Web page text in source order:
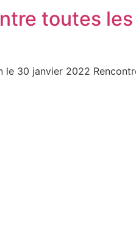
toutes
30 janvier 2022